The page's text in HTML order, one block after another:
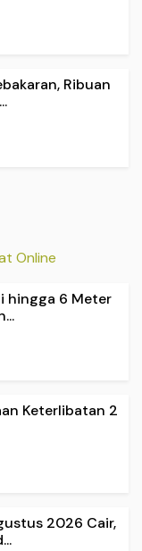
Ribuan
Online
hingga 6 Meter
Keterlibatan 2
2026 Cair,